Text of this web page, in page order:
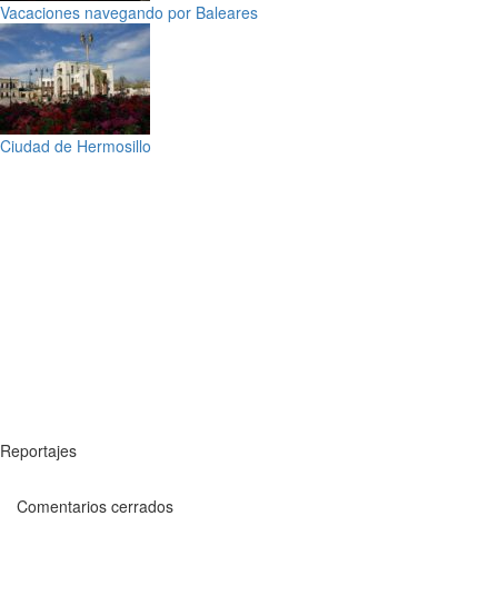
Vacaciones navegando por Baleares
Ciudad de Hermosillo
Reportajes
Comentarios cerrados